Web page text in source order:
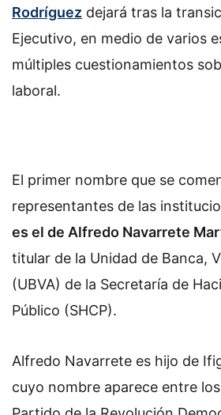
Rodríguez dejará tras la
Ejecutivo, en medio de varios
múltiples cuestionamientos
laboral.
El primer nombre que se
representantes de las
es el de Alfredo Navarrete
titular de la Unidad de Banca,
(UBVA) de la Secretaría de
Público (SHCP).
Alfredo Navarrete es hijo de
cuyo nombre aparece entre